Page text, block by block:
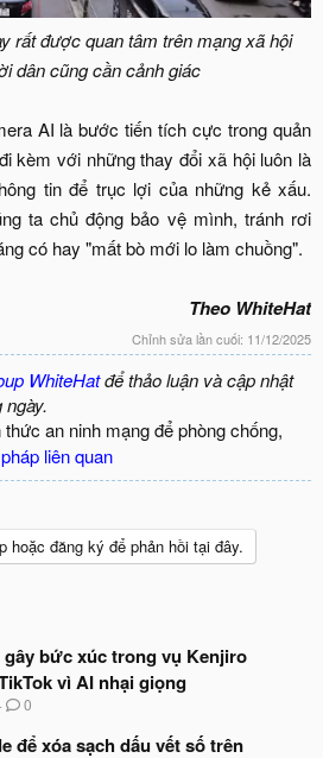
rất được quan tâm trên mạng xã hội
dân cũng cần cảnh giác
AI là bước tiến tích cực trong quản
kèm với những thay đổi xã hội luôn là
tin để trục lợi của những kẻ xấu.
ta chủ động bảo vệ mình, tránh rơi
có hay "mất bò mới lo làm chuồng".
Theo WhiteHat
Chỉnh sửa lần cuối: 11/12/2025
WhiteHatđể thảo luận và cập nhật
thức an ninh mạng để phòng chống,
liên quan
hoặc đăng ký để phản hồi tại đây.
bức xúc trong vụ Kenjiro
vì AI nhại giọng
0
để xóa sạch dấu vết số trên